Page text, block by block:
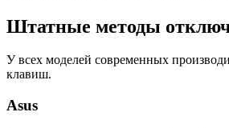
Штатные методы
У всех моделей современных
клавиш.
Asus